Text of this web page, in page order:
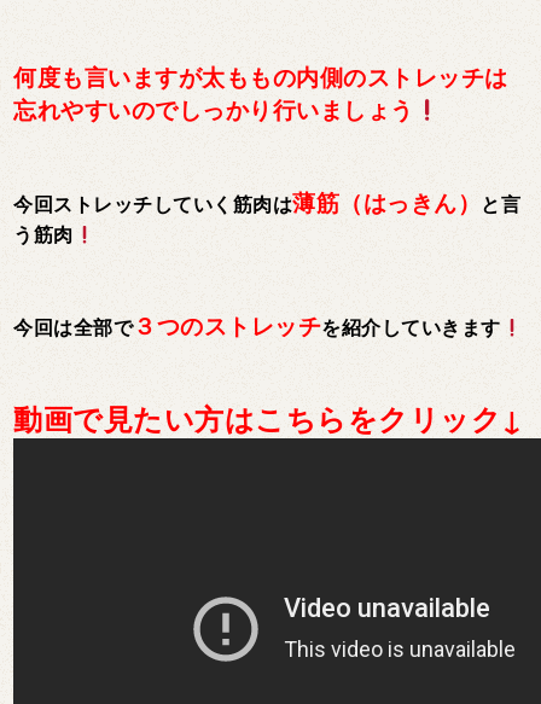
何度も言いますが太ももの内側のストレッチは
忘れやすいのでしっかり行いましょう
今回ストレッチしていく筋肉は薄筋（はっきん） と言
う筋肉
今回は全部で３つのストレッチを紹介していきます
動画で見たい方はこちらをクリック↓